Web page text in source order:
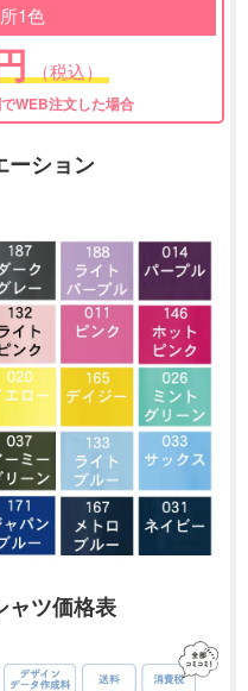
1色
（税込）
WEB注文した場合
ーション
ャツ価格表